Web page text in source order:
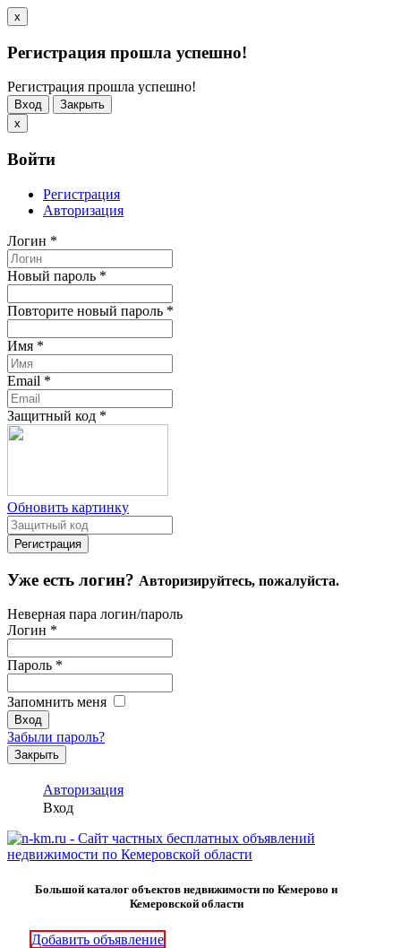
x
Регистрация прошла успешно!
Регистрация прошла успешно!
Вход
Закрыть
x
Войти
Регистрация
Авторизация
Логин *
Новый пароль *
Повторите новый пароль *
Имя *
Email *
Защитный код *
Обновить картинку
Уже есть логин? Авторизируйтесь, пожалуйста.
Неверная пара логин/пароль
Логин *
Пароль *
Запомнить меня
Забыли пароль?
Закрыть
Авторизация
Вход
Большой каталог объектов недвижимости по Кемерово и
Кемеровской области
Добавить объявление